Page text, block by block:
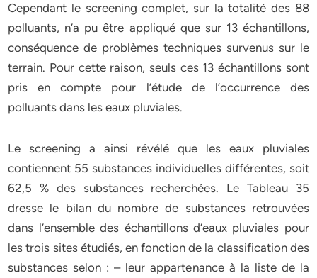
Cependant le screening complet, sur la totalité des 88
polluants, n’a pu être appliqué que sur 13 échantillons,
conséquence de problèmes techniques survenus sur le
terrain. Pour cette raison, seuls ces 13 échantillons sont
pris en compte pour l’étude de l’occurrence des
polluants dans les eaux pluviales.
Le screening a ainsi révélé que les eaux pluviales
contiennent 55 substances individuelles différentes, soit
62,5 % des substances recherchées. Le Tableau 35
dresse le bilan du nombre de substances retrouvées
dans l’ensemble des échantillons d’eaux pluviales pour
les trois sites étudiés, en fonction de la classification des
substances selon : – leur appartenance à la liste de la